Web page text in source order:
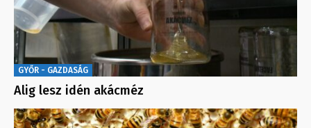
GYŐR - GAZDASÁG
Alig lesz idén akácméz